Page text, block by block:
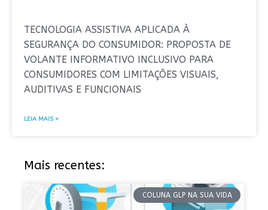
TECNOLOGIA ASSISTIVA APLICADA À
SEGURANÇA DO CONSUMIDOR: PROPOSTA DE
VOLANTE INFORMATIVO INCLUSIVO PARA
CONSUMIDORES COM LIMITAÇÕES VISUAIS,
AUDITIVAS E FUNCIONAIS
LEIA MAIS »
Mais recentes:
COLUNA GLP NA SUA VIDA